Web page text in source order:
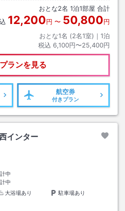
おとな2名 1泊1部屋 合計
12,200円 〜 50,800円
おとな1名 (2名1室)｜ 1泊
税込 6,100円〜25,400円
ランを見る
航空券
付きプラン
インター
中
中
大浴場あり
駐車場あり